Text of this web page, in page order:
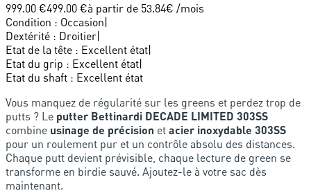
999.00 €499.00 €à partir de 53.84€ /mois
Condition : Occasion|
Dextérité : Droitier|
Etat de la tête : Excellent état|
Etat du grip : Excellent état|
Etat du shaft : Excellent état
Vous manquez de régularité sur les greens et perdez trop de
putts ? Le putter Bettinardi DECADE LIMITED 303SS
combine usinage de précision et acier inoxydable 303SS
pour un roulement pur et un contrôle absolu des distances.
Chaque putt devient prévisible, chaque lecture de green se
transforme en birdie sauvé. Ajoutez-le à votre sac dès
maintenant.